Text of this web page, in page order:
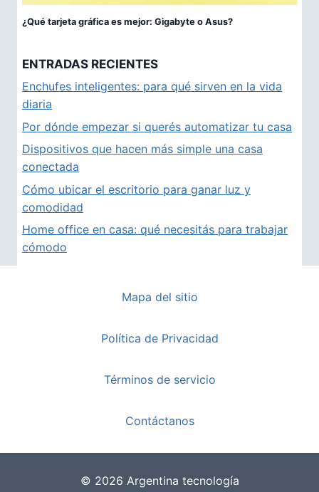
¿Qué tarjeta gráfica es mejor: Gigabyte o Asus?
ENTRADAS RECIENTES
Enchufes inteligentes: para qué sirven en la vida
diaria
Por dónde empezar si querés automatizar tu casa
Dispositivos que hacen más simple una casa
conectada
Cómo ubicar el escritorio para ganar luz y
comodidad
Home office en casa: qué necesitás para trabajar
cómodo
Mapa del sitio
Política de Privacidad
Términos de servicio
Contáctanos
© 2026 Argentina tecnología